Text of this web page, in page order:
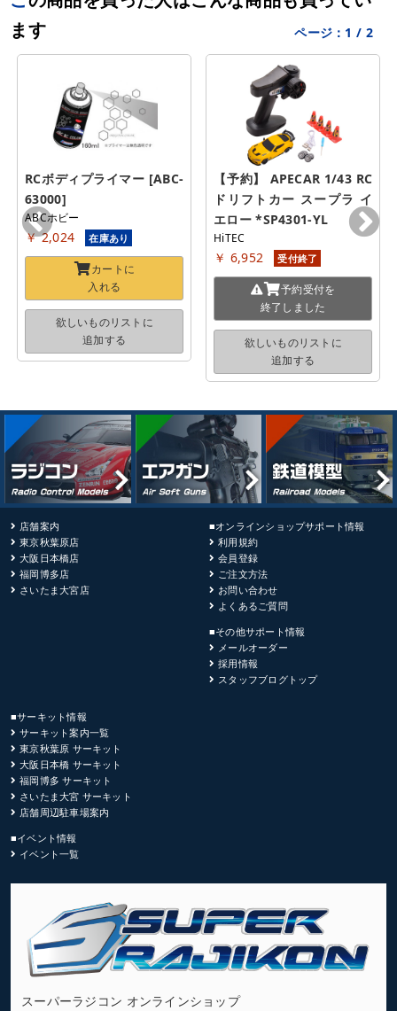
ます
ページ： 1 / 2
RCボディプライマー [ABC-
63000]
ABCホビー
￥ 2,024 在庫あり
カートに
入れる
欲しいものリストに
追加する
【予約】 APECAR 1/43 RC
ドリフトカー スープラ イ
エロー *SP4301-YL
HiTEC
￥ 6,952 受付終了
予約受付を
終了しました
欲しいものリストに
追加する
店舗案内
東京秋葉原店
大阪日本橋店
福岡博多店
さいたま大宮店
■オンラインショップサポート情報
利用規約
会員登録
ご注文方法
お問い合わせ
よくあるご質問
■その他サポート情報
メールオーダー
採用情報
スタッフブログトップ
■サーキット情報
サーキット案内一覧
東京秋葉原 サーキット
大阪日本橋 サーキット
福岡博多 サーキット
さいたま大宮 サーキット
店舗周辺駐車場案内
■イベント情報
イベント一覧
スーパーラジコン オンラインショップ